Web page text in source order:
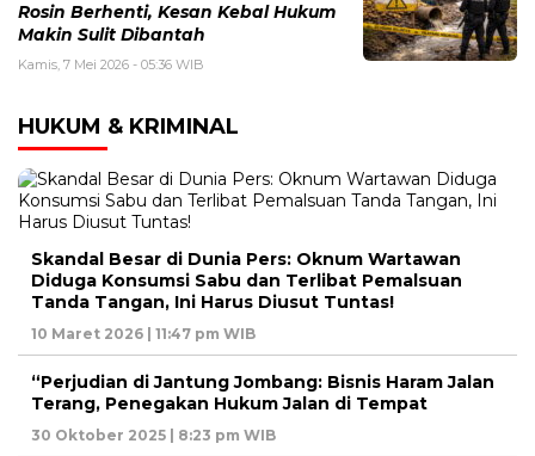
Rosin Berhenti, Kesan Kebal Hukum
Makin Sulit Dibantah
Kamis, 7 Mei 2026 - 05:36 WIB
HUKUM & KRIMINAL
Skandal Besar di Dunia Pers: Oknum Wartawan
Diduga Konsumsi Sabu dan Terlibat Pemalsuan
Tanda Tangan, Ini Harus Diusut Tuntas!
10 Maret 2026 | 11:47 pm WIB
“Perjudian di Jantung Jombang: Bisnis Haram Jalan
Terang, Penegakan Hukum Jalan di Tempat
30 Oktober 2025 | 8:23 pm WIB